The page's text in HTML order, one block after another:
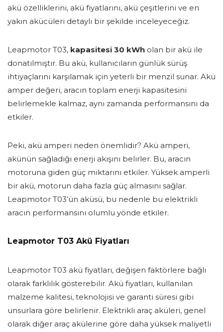
akü özelliklerini, akü fiyatlarını, akü çeşitlerini ve en
yakın akücüleri detaylı bir şekilde inceleyeceğiz.
Leapmotor T03, kapasitesi 30 kWh olan bir akü ile
donatılmıştır. Bu akü, kullanıcıların günlük sürüş
ihtiyaçlarını karşılamak için yeterli bir menzil sunar. Akü
amper değeri, aracın toplam enerji kapasitesini
belirlemekle kalmaz, aynı zamanda performansını da
etkiler.
Peki, akü amperi neden önemlidir? Akü amperi,
akünün sağladığı enerji akışını belirler. Bu, aracın
motoruna giden güç miktarını etkiler. Yüksek amperli
bir akü, motorun daha fazla güç almasını sağlar.
Leapmotor T03’ün aküsü, bu nedenle bu elektrikli
aracın performansını olumlu yönde etkiler.
Leapmotor T03 Akü Fiyatları
Leapmotor T03 akü fiyatları, değişen faktörlere bağlı
olarak farklılık gösterebilir. Akü fiyatları, kullanılan
malzeme kalitesi, teknolojisi ve garanti süresi gibi
unsurlara göre belirlenir. Elektrikli araç aküleri, genel
olarak diğer araç akülerine göre daha yüksek maliyetli